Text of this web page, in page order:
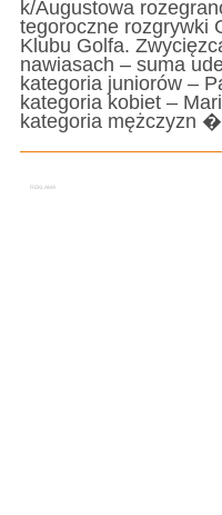
k/Augustowa
tegoroczne rozgrywki
Klubu Golfa.
nawiasach – suma
kategoria juniorów –
kategoria kobiet –
kategoria mężczyzn